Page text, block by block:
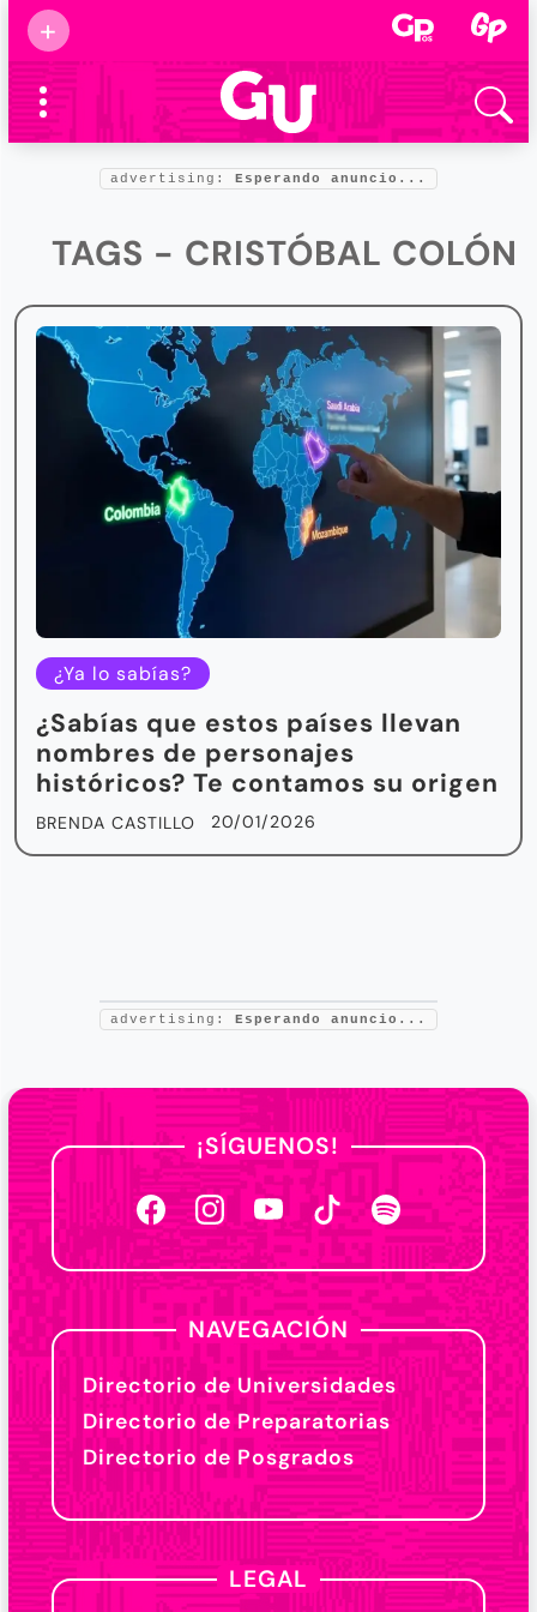
+
Supermamás
2025
Marcas de
confianza
Foro salud
advertising: Esperando anuncio...
TAGS - CRISTÓBAL COLÓN
¿Ya lo sabías?
¿Sabías que estos países llevan
nombres de personajes
históricos? Te contamos su origen
BRENDA CASTILLO 20/01/2026
advertising: Esperando anuncio...
¡SÍGUENOS!
NAVEGACIÓN
Directorio de Universidades
Directorio de Preparatorias
Directorio de Posgrados
LEGAL